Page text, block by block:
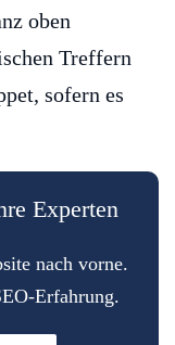
oben
Treffern
sofern es
Experten
nach vorne.
Erfahrung.